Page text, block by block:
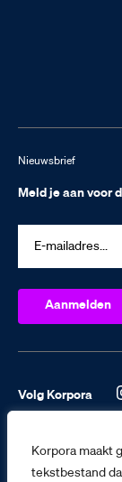
Korpora maakt
tekstbestand
Nieuwsbrief
Meld je aan voor
Volg Korpora